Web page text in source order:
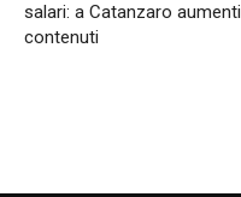
salari: a Catanzaro aumenti
contenuti